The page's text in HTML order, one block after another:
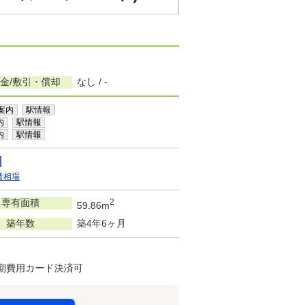
/敷引・償却 なし / -
内 駅情報
駅情報
駅情報
相場
専有面積 59.86m2
築年数 築4年6ヶ月
費用カード決済可